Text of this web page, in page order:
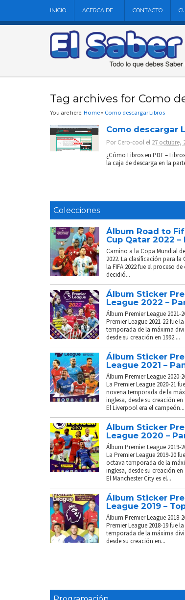
INICIO ACERCA DE… CONTACTO
Tag archives for Como
You are here: Home » Como descargar Libros
Como descargar
PorCero-cool el 27 octubre,
¿Cómo Libros en PDF –
la caja de descarga en la
Colecciones
Álbum Road to
Cup Qatar 2022 –
Camino a la Copa Mundial
2022. La clasificación para la
la FIFA 2022 fue el proceso
decidió...
Álbum Sticker
League 2022 –
Álbum Premier League 2021-
Premier League 2021-22 fue
temporada de la máxima
desde su creación en 1992....
Álbum Sticker
League 2021 –
Álbum Premier League 2020-
La Premier League 2020-21
novena temporada de la
inglesa, desde su creación en
El Liverpool era el campeón...
Álbum Sticker
League 2020 –
Álbum Premier League 2019-
La Premier League 2019-20
octava temporada de la
inglesa, desde su creación en
El Manchester City es el...
Álbum Sticker
League 2019 –
Álbum Premier League 2018-
Premier League 2018-19 fue
temporada de la máxima
desde su creación en...